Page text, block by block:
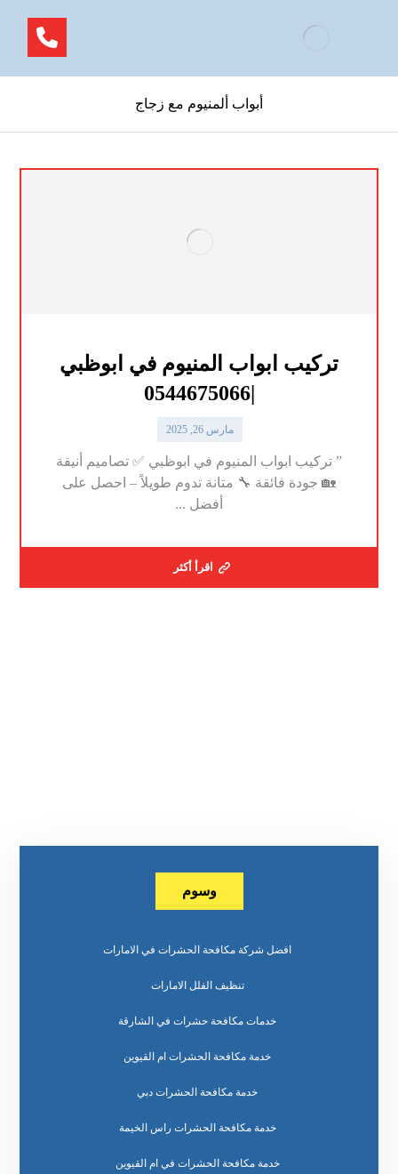
أبواب ألمنيوم مع زجاج
تركيب ابواب المنيوم في ابوظبي
|0544675066
مارس 26, 2025
” تركيب ابواب المنيوم في ابوظبي ✅ تصاميم أنيقة
🏡 جودة فائقة 🔧 متانة تدوم طويلاً – احصل على
أفضل ...
اقرأ أكثر
وسوم
افضل شركة مكافحة الحشرات في الامارات
تنظيف الفلل الامارات
خدمات مكافحة حشرات في الشارقة
خدمة مكافحة الحشرات ام القيوين
خدمة مكافحة الحشرات دبي
خدمة مكافحة الحشرات راس الخيمة
خدمة مكافحة الحشرات في ام القيوين